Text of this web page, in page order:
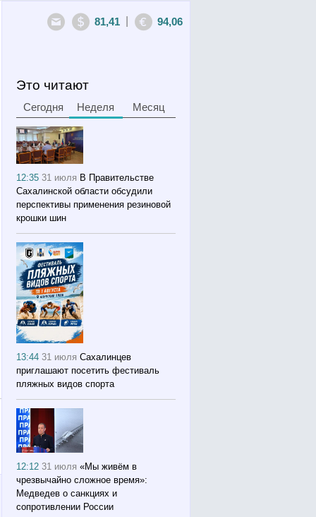
81,41 94,06
Это читают
Сегодня Неделя Месяц
12:3531 июля В Правительстве
Сахалинской области обсудили
перспективы применения резиновой
крошки шин
13:4431 июля Сахалинцев
приглашают посетить фестиваль
пляжных видов спорта
12:1231 июля «Мы живём в
чрезвычайно сложное время»:
Медведев о санкциях и
сопротивлении России